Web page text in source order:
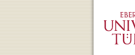
Was
Leben